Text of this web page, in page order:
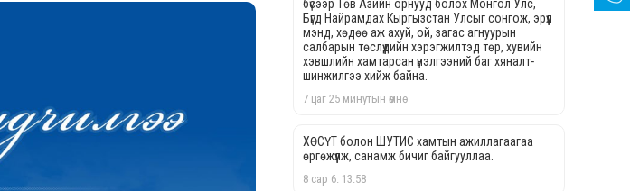
бүсээр Төв Азийн орнууд болох Монгол Улс,
Бүгд Найрамдах Кыргызстан Улсыг сонгож, эрүүл
мэнд, хөдөө аж ахуй, ой, загас агнуурын
салбарын төслүүдийн хэрэгжилтэд төр, хувийн
хэвшлийн хамтарсан үнэлгээний баг хяналт-
шинжилгээ хийж байна.
7 цаг 25 минутын өмнө
ХӨСҮТ болон ШУТИС хамтын ажиллагаагаа
өргөжүүлж, санамж бичиг байгууллаа.
8 сар 6. 13:58